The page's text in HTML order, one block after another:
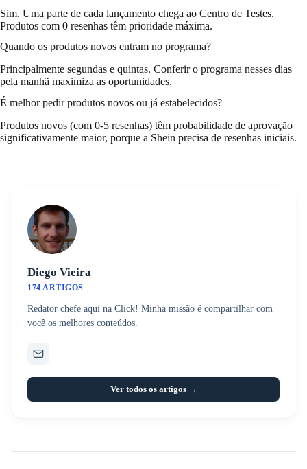
Sim. Uma parte de cada lançamento chega ao Centro de Testes.
Produtos com 0 resenhas têm prioridade máxima.
Quando os produtos novos entram no programa?
Principalmente segundas e quintas. Conferir o programa nesses dias
pela manhã maximiza as oportunidades.
É melhor pedir produtos novos ou já estabelecidos?
Produtos novos (com 0-5 resenhas) têm probabilidade de aprovação
significativamente maior, porque a Shein precisa de resenhas iniciais.
Diego Vieira
174 ARTIGOS
Redator chefe aqui na Click! Minha missão é compartilhar com
você os melhores conteúdos.
Ver todos os artigos →